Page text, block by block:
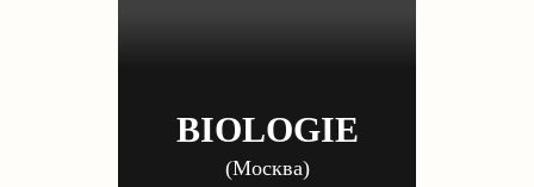
BIOLOGIE
(Москва)